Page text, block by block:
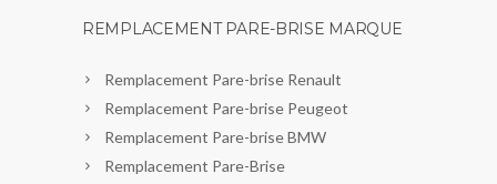
REMPLACEMENT PARE-BRISE MARQUE
Remplacement Pare-brise Renault
Remplacement Pare-brise Peugeot
Remplacement Pare-brise BMW
Remplacement Pare-Brise